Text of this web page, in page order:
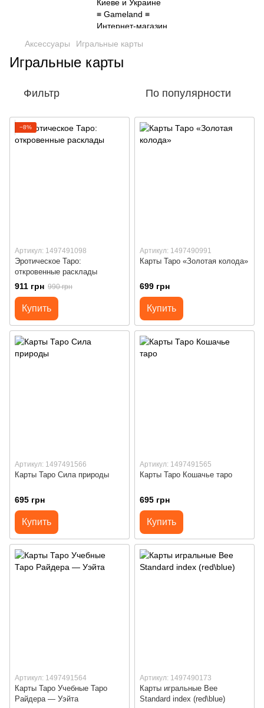
Аксессуары Игральные карты
Игральные карты
Фильтр По популярности
−8%
Артикул: 1497491098
Эротическое Таро:
откровенные расклады
911 грн 990 грн
Купить
Артикул: 1497490991
Карты Таро «Золотая колода»
699 грн
Купить
Артикул: 1497491566
Карты Таро Сила природы
695 грн
Купить
Артикул: 1497491565
Карты Таро Кошачье таро
695 грн
Купить
Артикул: 1497491564
Карты Таро Учебные Таро
Райдера — Уэйта
Артикул: 1497490173
Карты игральные Bee
Standard index (red\blue)